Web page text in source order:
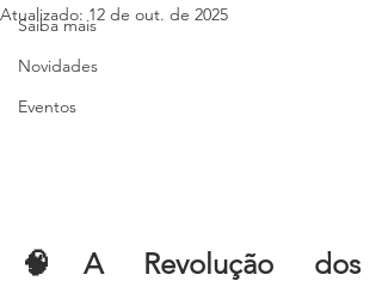
Saiba mais
Novidades
Eventos
Atualizado:12 de out. de 2025
🧠A Revolução dos